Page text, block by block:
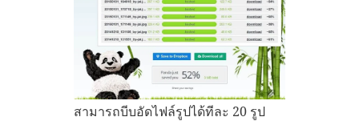
สามารถบีบอัดไฟล์รูปได้ทีละ 20 รูป